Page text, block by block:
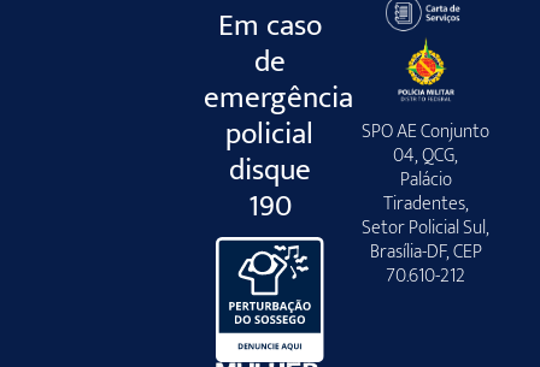
Em caso
de
emergência
policial
disque
190
SPO AE Conjunto
04, QCG,
Palácio
Tiradentes,
Setor Policial Sul,
Brasília-DF, CEP
70.610-212